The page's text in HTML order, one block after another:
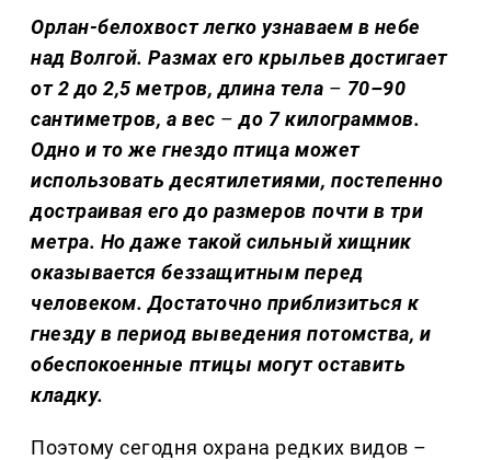
Орлан-белохвост легко узнаваем в небе
над Волгой. Размах его крыльев достигает
от 2 до 2,5 метров, длина тела – 70–90
сантиметров, а вес – до 7 килограммов.
Одно и то же гнездо птица может
использовать десятилетиями, постепенно
достраивая его до размеров почти в три
метра. Но даже такой сильный хищник
оказывается беззащитным перед
человеком. Достаточно приблизиться к
гнезду в период выведения потомства, и
обеспокоенные птицы могут оставить
кладку.
Поэтому сегодня охрана редких видов –